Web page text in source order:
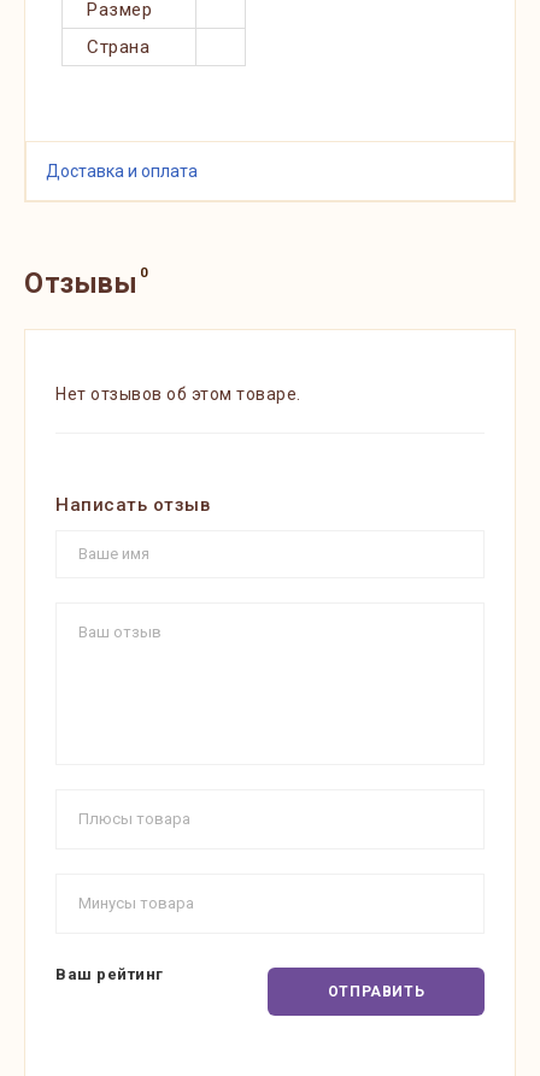
Размер
Страна
Доставка и оплата
Отзывы 0
Нет отзывов об этом товаре.
Написать отзыв
Ваш рейтинг
ОТПРАВИТЬ